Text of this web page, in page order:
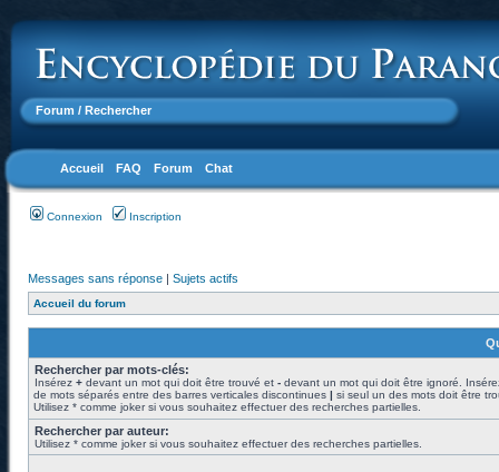
Forum / Rechercher
Accueil FAQ Forum Chat
Connexion Inscription
Messages sans réponse | Sujets actifs
Accueil du forum
Rechercher par mots-clés:
Insérez + devant un mot qui doit être trouvé et - devant un mot qui doit être ignoré.
de mots séparés entre des barres verticales discontinues | si seul un des mots doit être
Utilisez * comme joker si vous souhaitez effectuer des recherches partielles.
Rechercher par auteur:
Utilisez * comme joker si vous souhaitez effectuer des recherches partielles.